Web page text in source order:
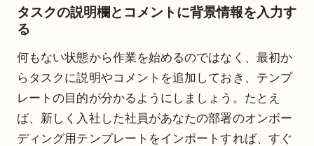
タスクの説明欄とコメントに背景情報を入力す
る
何もない状態から作業を始めるのではなく、最初か
らタスクに説明やコメントを追加しておき、テンプ
レートの目的が分かるようにしましょう。たとえ
ば、新しく入社した社員があなたの部署のオンボー
ディング用テンプレートをインポートすれば、すぐ